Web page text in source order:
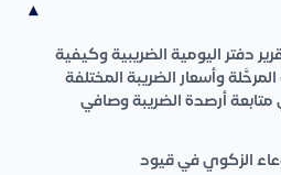
▾
دفتر اليومية الضريبية وكيفية
وأسعار الضريبة المختلفة
متابعة أرصدة الضريبة وصافي
الزكوي في قيود